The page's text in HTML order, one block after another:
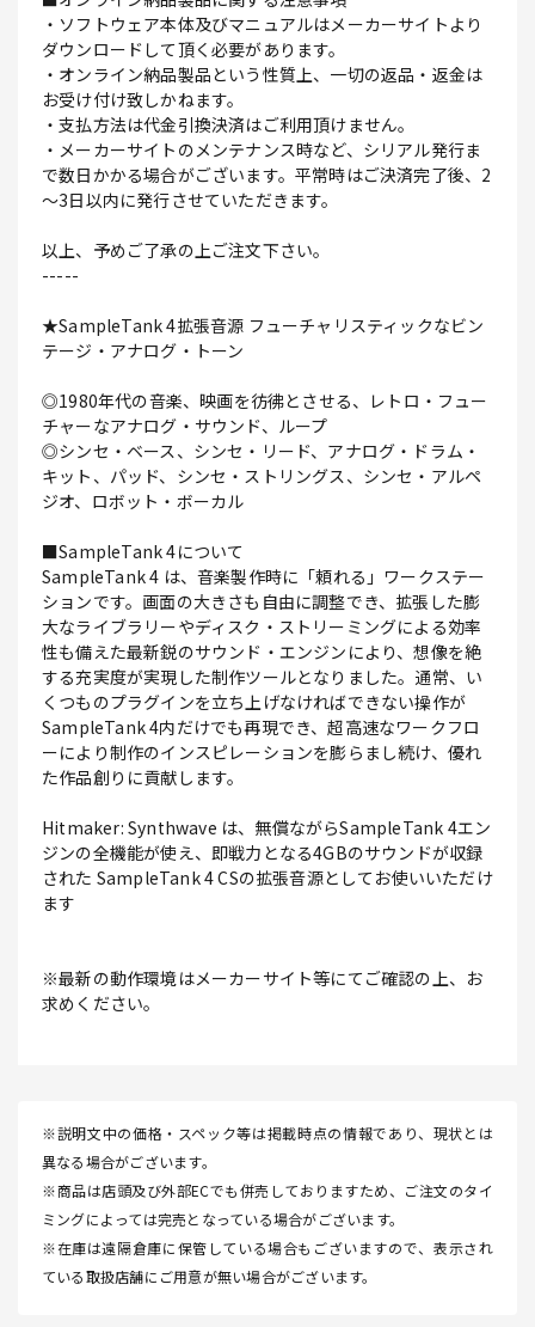
・ソフトウェア本体及びマニュアルはメーカーサイトより
ダウンロードして頂く必要があります。
・オンライン納品製品という性質上、一切の返品・返金は
お受け付け致しかねます。
・支払方法は代金引換決済はご利用頂けません。
・メーカーサイトのメンテナンス時など、シリアル発行ま
で数日かかる場合がございます。平常時はご決済完了後、2
～3日以内に発行させていただきます。
以上、予めご了承の上ご注文下さい。
-----
★SampleTank 4拡張音源 フューチャリスティックなビン
テージ・アナログ・トーン
◎1980年代の音楽、映画を彷彿とさせる、レトロ・フュー
チャーなアナログ・サウンド、ループ
◎シンセ・ベース、シンセ・リード、アナログ・ドラム・
キット、パッド、シンセ・ストリングス、シンセ・アルペ
ジオ、ロボット・ボーカル
■SampleTank 4について
SampleTank 4 は、音楽製作時に「頼れる」ワークステー
ションです。画面の大きさも自由に調整でき、拡張した膨
大なライブラリーやディスク・ストリーミングによる効率
性も備えた最新鋭のサウンド・エンジンにより、想像を絶
する充実度が実現した制作ツールとなりました。通常、い
くつものプラグインを立ち上げなければできない操作が
SampleTank 4内だけでも再現でき、超高速なワークフロ
ーにより制作のインスピレーションを膨らまし続け、優れ
た作品創りに貢献します。
Hitmaker: Synthwave は、無償ながらSampleTank 4エン
ジンの全機能が使え、即戦力となる4GBのサウンドが収録
された SampleTank 4 CSの拡張音源としてお使いいただけ
ます
※最新の動作環境はメーカーサイト等にてご確認の上、お
求めください。
※説明文中の価格・スペック等は掲載時点の情報であり、現状とは
異なる場合がございます。
※商品は店頭及び外部ECでも併売しておりますため、ご注文のタイ
ミングによっては完売となっている場合がございます。
※在庫は遠隔倉庫に保管している場合もございますので、表示され
ている取扱店舗にご用意が無い場合がございます。